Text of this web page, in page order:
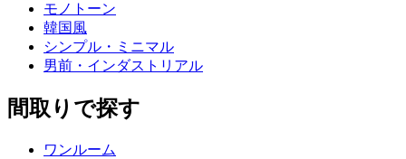
モノトーン
韓国風
シンプル・ミニマル
男前・インダストリアル
間取りで探す
ワンルーム